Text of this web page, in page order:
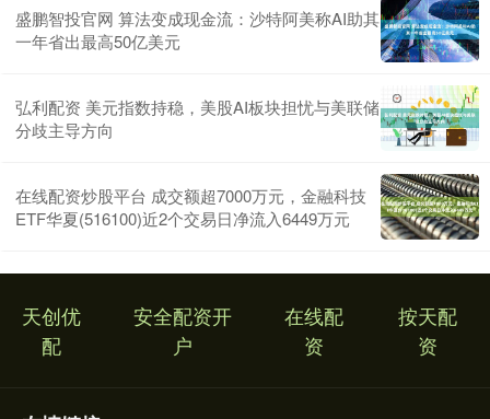
盛鹏智投官网 算法变成现金流：沙特阿美称AI助其
一年省出最高50亿美元
弘利配资 美元指数持稳，美股AI板块担忧与美联储
分歧主导方向
在线配资炒股平台 成交额超7000万元，金融科技
ETF华夏(516100)近2个交易日净流入6449万元
天创优
配
安全配资开
户
在线配
资
按天配
资